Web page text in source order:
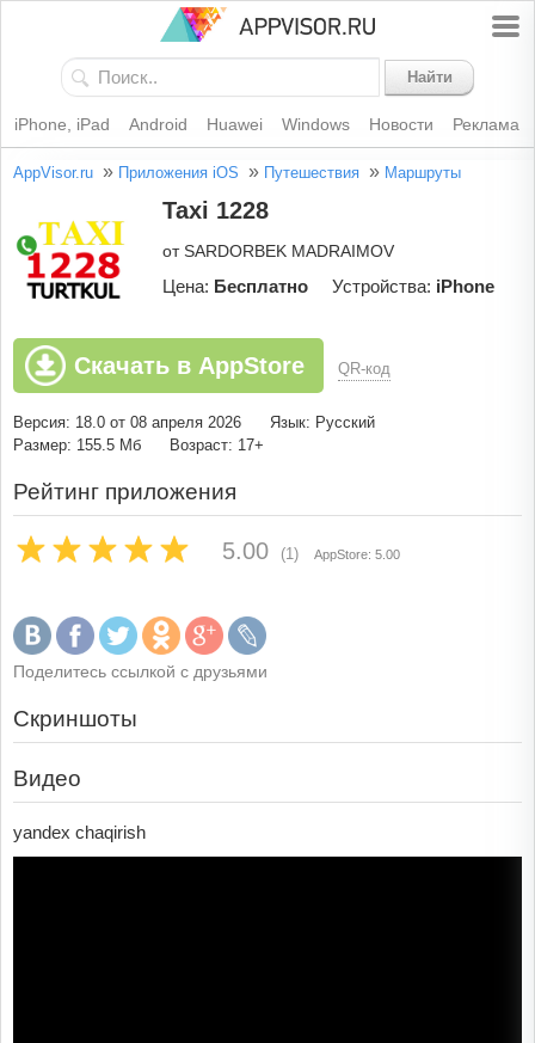
Найти
iPhone, iPad Android Huawei Windows Новости Реклама
AppVisor.ru » Приложения iOS » Путешествия » Маршруты
Taxi 1228
от SARDORBEK MADRAIMOV
Цена: Бесплатно Устройства: iPhone
Скачать в AppStore QR-код
Версия: 18.0 от 08 апреля 2026
Язык: Русский
Размер: 155.5 Мб
Возраст: 17+
Рейтинг приложения
5.00 (1) AppStore: 5.00
Поделитесь ссылкой с друзьями
Скриншоты
Видео
yandex chaqirish